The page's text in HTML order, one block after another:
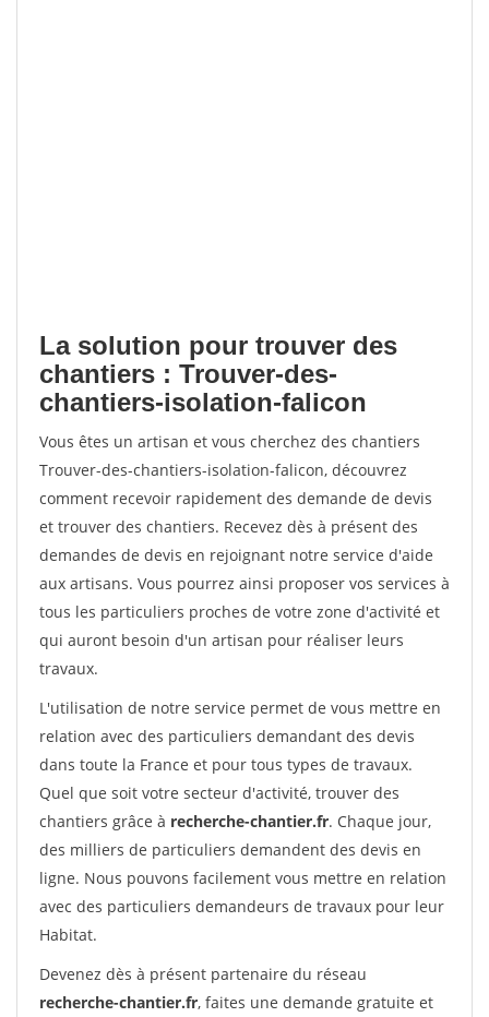
La solution pour trouver des
chantiers : Trouver-des-
chantiers-isolation-falicon
Vous êtes un artisan et vous cherchez des chantiers
Trouver-des-chantiers-isolation-falicon, découvrez
comment recevoir rapidement des demande de devis
et trouver des chantiers. Recevez dès à présent des
demandes de devis en rejoignant notre service d'aide
aux artisans. Vous pourrez ainsi proposer vos services à
tous les particuliers proches de votre zone d'activité et
qui auront besoin d'un artisan pour réaliser leurs
travaux.
L'utilisation de notre service permet de vous mettre en
relation avec des particuliers demandant des devis
dans toute la France et pour tous types de travaux.
Quel que soit votre secteur d'activité, trouver des
chantiers grâce à recherche-chantier.fr. Chaque jour,
des milliers de particuliers demandent des devis en
ligne. Nous pouvons facilement vous mettre en relation
avec des particuliers demandeurs de travaux pour leur
Habitat.
Devenez dès à présent partenaire du réseau
recherche-chantier.fr, faites une demande gratuite et